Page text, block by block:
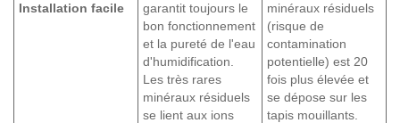
Installation facile
garantit toujours le
bon fonctionnement
et la pureté de l'eau
d'humidification.
Les très rares
minéraux résiduels
se lient aux ions
minéraux résiduels
(risque de
contamination
potentielle) est 20
fois plus élevée et
se dépose sur les
tapis mouillants.